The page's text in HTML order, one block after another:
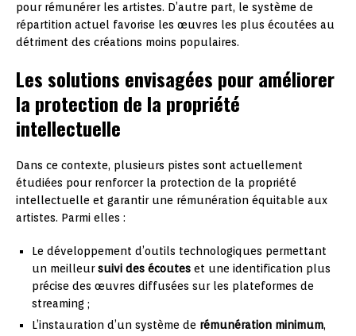
pour rémunérer les artistes. D’autre part, le système de
répartition actuel favorise les œuvres les plus écoutées au
détriment des créations moins populaires.
Les solutions envisagées pour améliorer
la protection de la propriété
intellectuelle
Dans ce contexte, plusieurs pistes sont actuellement
étudiées pour renforcer la protection de la propriété
intellectuelle et garantir une rémunération équitable aux
artistes. Parmi elles :
Le développement d’outils technologiques permettant
un meilleursuivi des écoutes et une identification plus
précise des œuvres diffusées sur les plateformes de
streaming ;
L’instauration d’un système de rémunération minimum,